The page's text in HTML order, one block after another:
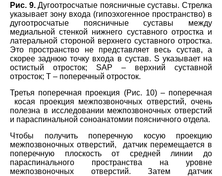
Рис. 9.Дугоотросчатые поясничные суставы. Стрелка
указывает зону входа (гипоэхогенное пространство) в
дугоотросчатые поясничные суставы между
медиальной стенкой нижнего суставного отростка и
латеральной стороной верхнего суставного отростка.
Это пространство не представляет весь сустав, а
скорее заднюю точку входа в сустав. S указывает на
остистый отросток; SAP – верхний суставной
отросток; T – поперечный отросток.
Третья поперечная проекция (Рис. 10) – поперечная
косая проекция межпозвоночных отверстий, очень
полезна в исследовании межпозвоночных отверстий
и параспинальной соноанатомии поясничного отдела.
Чтобы получить поперечную косую проекцию
межпозвоночных отверстий, датчик перемещается в
поперечную плоскость от средней линии до
параспинального пространства на уровне
межпозвоночных отверстий. Затем датчик